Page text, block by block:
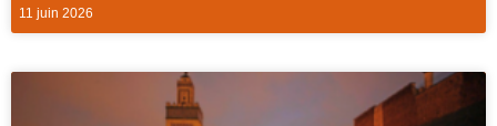
11 juin 2026